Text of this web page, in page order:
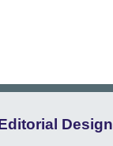
Design